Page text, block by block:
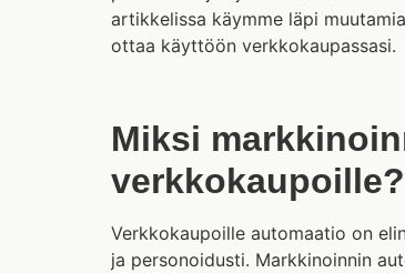
artikkelissa käymme läpi
ottaa käyttöön verkkokaupassasi.
Miksi
verkkokaupoille?
Verkkokaupoille automaatio on
ja personoidusti. Markkinoinnin